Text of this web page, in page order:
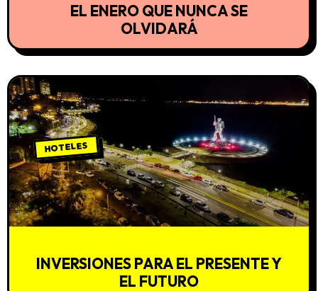
EL ENERO QUE NUNCA SE
OLVIDARÁ
HOTELES
INVERSIONES PARA EL PRESENTE Y
EL FUTURO